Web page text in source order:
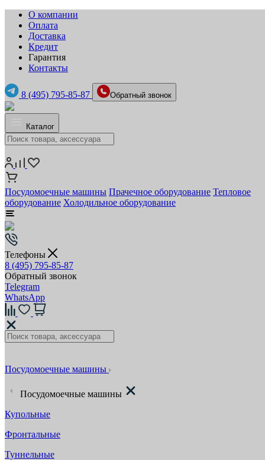
О компании
Оплата
Доставка
Кредит
Гарантия
Контакты
8 (495) 795-85-87 Обратный звонок
Каталог
Посудомоечные машины Прачечное оборудование Тепловое
оборудование Холодильное оборудование
Телефоны
8 (495) 795-85-87
Обратный звонок
Telegram
WhatsApp
Посудомоечные машины
Посудомоечные машины
Купольные
Фронтальные
Туннельные